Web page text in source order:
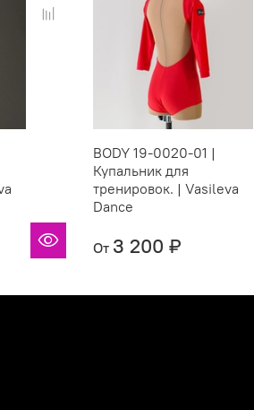
BODY 19-0020-01 |
Купальник для
тренировок. | Vasileva
Dance
От 3 200 ₽